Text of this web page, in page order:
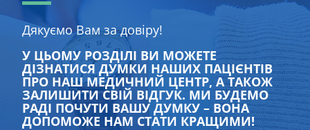
Дякуємо Вам за довіру!
У ЦЬОМУ РОЗДІЛІ ВИ МОЖЕТЕ
ДІЗНАТИСЯ ДУМКИ НАШИХ ПАЦІЄНТІВ
ПРО НАШ МЕДИЧНИЙ ЦЕНТР, А ТАКОЖ
ЗАЛИШИТИ СВІЙ ВІДГУК. МИ БУДЕМО
РАДІ ПОЧУТИ ВАШУ ДУМКУ – ВОНА
ДОПОМОЖЕ НАМ СТАТИ КРАЩИМИ!